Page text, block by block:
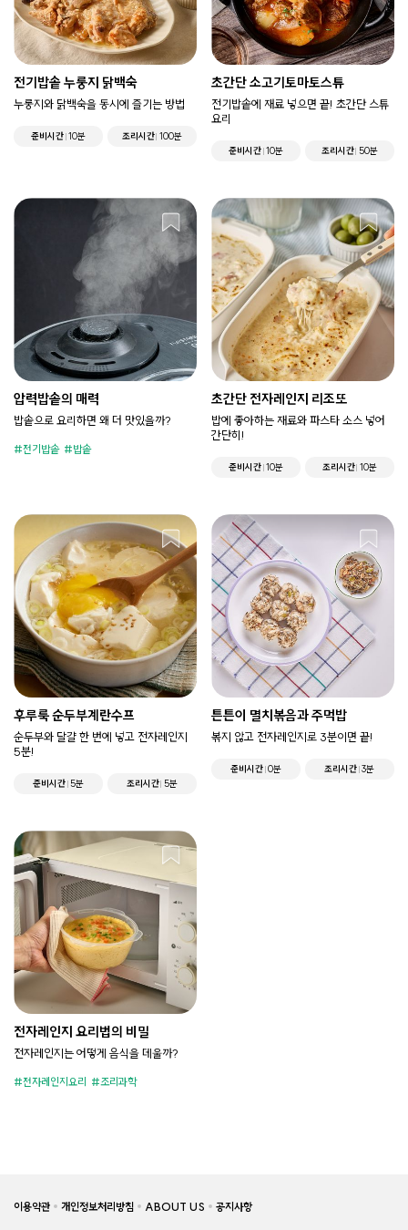
전기밥솥 누룽지 닭백숙
누룽지와 닭백숙을 동시에 즐기는 방법
준비시간 10분 조리시간 100분
초간단 소고기토마토스튜
전기밥솥에 재료 넣으면 끝! 초간단 스튜
요리
준비시간 10분 조리시간 50분
압력밥솥의 매력
밥솥으로 요리하면 왜 더 맛있을까?
전기밥솥 밥솥
초간단 전자레인지 리조또
밥에 좋아하는 재료와 파스타 소스 넣어
간단히!
준비시간 10분 조리시간 10분
후루룩 순두부계란수프
순두부와 달걀 한 번에 넣고 전자레인지
5분!
준비시간 5분 조리시간 5분
튼튼이 멸치볶음과 주먹밥
볶지 않고 전자레인지로 3분이면 끝!
준비시간 0분 조리시간 3분
전자레인지 요리법의 비밀
전자레인지는 어떻게 음식을 데울까?
전자레인지요리 조리과학
이용약관 개인정보처리방침 ABOUT US 공지사항